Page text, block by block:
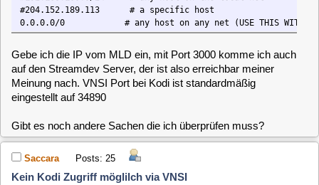
Saccara Posts: 25
Kein Kodi Zugriff möglilch via VNSI
Ich packe den Thread hier mal auf HOLD und pausiere mal.
Ich denke ich habe mit der 5.4er noch mehr Probleme und
meinen L4M Satkarten. Habe hier andere threads gefunden
System eh schon uralt ist habe ich beschlossen jetzt einmal
wieder alles sauber und ordentlich zu machen. Habe mir
deshalb heute ein fanless Board bestellt, das baue ich ein,
dann sollte meine Tuner Karten auch besser erkannt werden